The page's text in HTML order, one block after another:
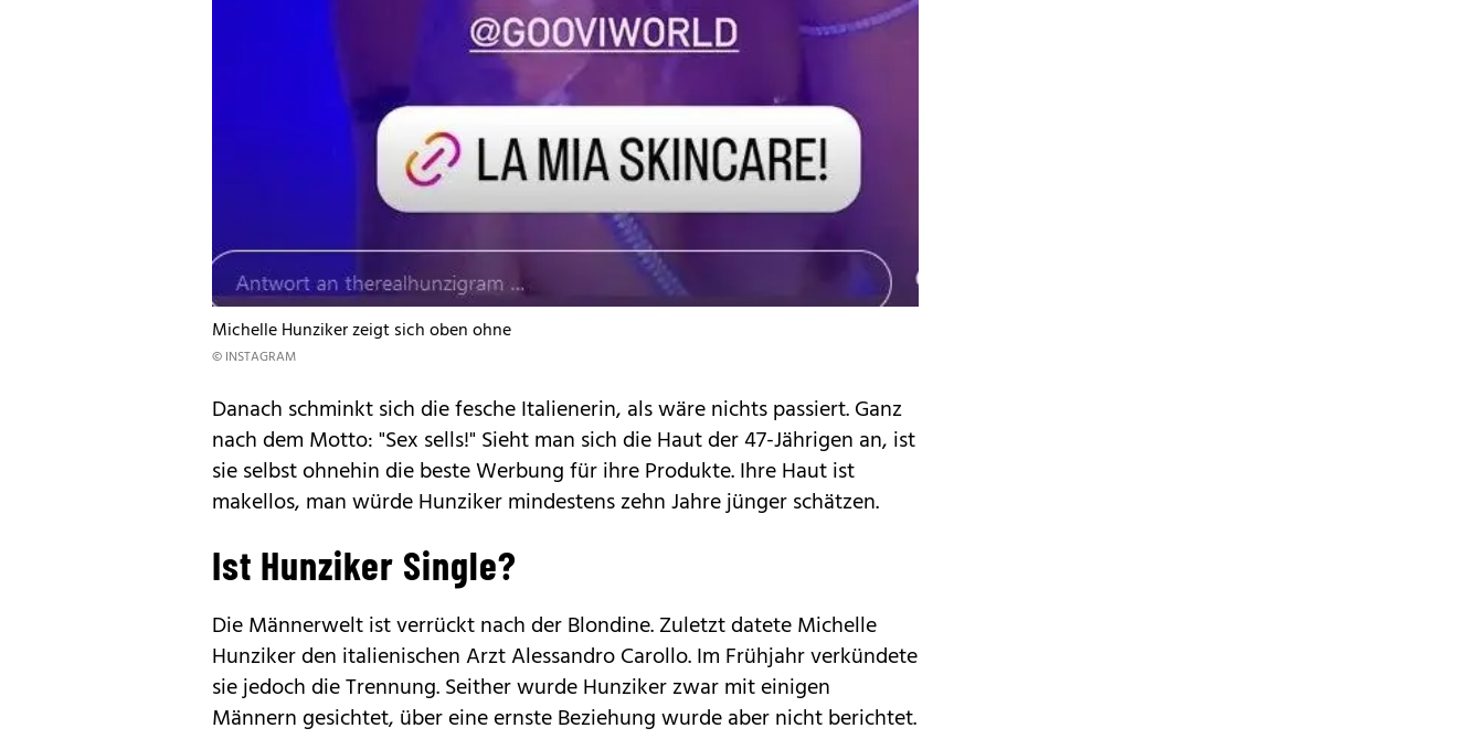
Michelle Hunziker zeigt sich oben ohne
© INSTAGRAM
Danach schminkt sich die fesche Italienerin, als wäre nichts passiert. Ganz
nach dem Motto: "Sex sells!" Sieht man sich die Haut der 47-Jährigen an, ist
sie selbst ohnehin die beste Werbung für ihre Produkte. Ihre Haut ist
makellos, man würde Hunziker mindestens zehn Jahre jünger schätzen.
Ist Hunziker Single?
Die Männerwelt ist verrückt nach der Blondine. Zuletzt datete Michelle
Hunziker den italienischen Arzt Alessandro Carollo. Im Frühjahr verkündete
sie jedoch die Trennung. Seither wurde Hunziker zwar mit einigen
Männern gesichtet, über eine ernste Beziehung wurde aber nicht berichtet.